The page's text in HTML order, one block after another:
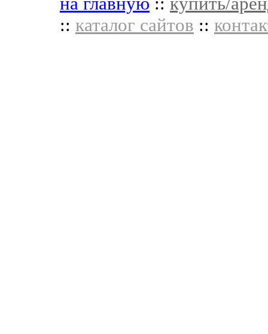
:: каталог сайтов ::